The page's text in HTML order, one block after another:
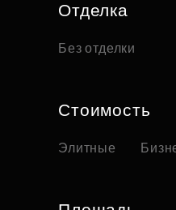
Отделка
Без отделки
Стоимость
Элитные